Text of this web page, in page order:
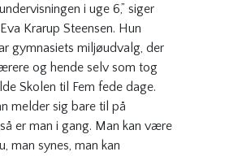
i uge 6,” siger
Krarup Steensen. Hun
gymnasiets miljøudvalg, der
og hende selv som tog
Skolen til Fem fede dage.
melder sig bare til på
er man i gang. Man kan være
man synes, man kan